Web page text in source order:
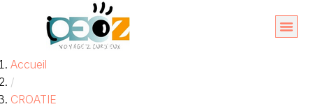
contenu
Accueil
/
CROATIE